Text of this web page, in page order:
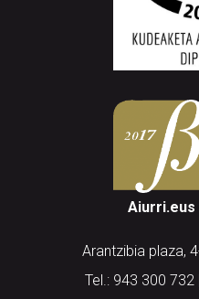
Aiurri.eus
Arantzibia plaza,
Tel.: 943 300 732